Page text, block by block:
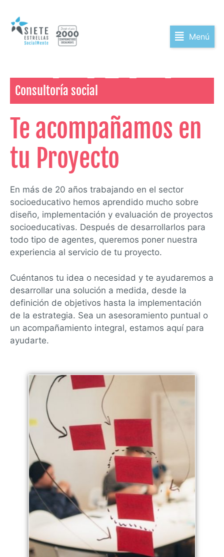
Menú
Consultoría social
Te acompañamos en
tu Proyecto
En más de 20 años trabajando en el sector
socioeducativo hemos aprendido mucho sobre
diseño, implementación y evaluación de proyectos
socioeducativas. Después de desarrollarlos para
todo tipo de agentes, queremos poner nuestra
experiencia al servicio de tu proyecto.
Cuéntanos tu idea o necesidad y te ayudaremos a
desarrollar una solución a medida, desde la
definición de objetivos hasta la implementación
de la estrategia. Sea un asesoramiento puntual o
un acompañamiento integral, estamos aquí para
ayudarte.